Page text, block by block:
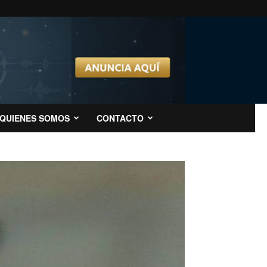
QUIENES SOMOS CONTACTO